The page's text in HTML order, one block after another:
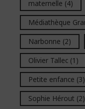
maternelle (4)
Médiathèque
Narbonne (2)
Olivier Tallec (1)
Petite enfance (3)
Sophie Hérout (2)